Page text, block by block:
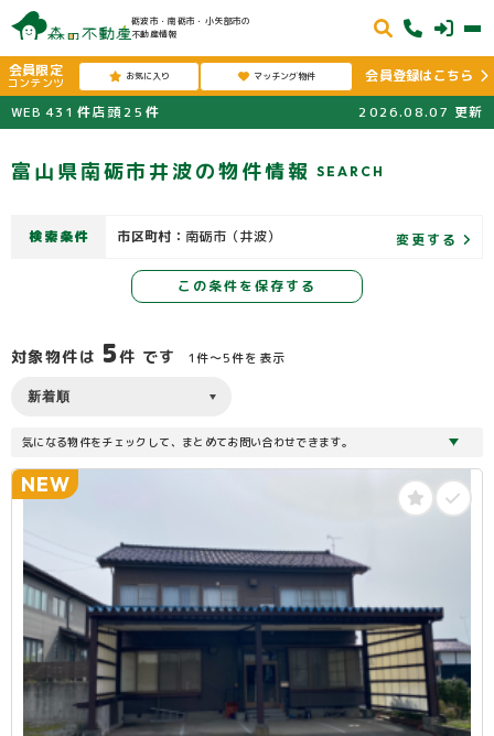
砺波市・南砺市・小矢部市の
不動産情報
会員限定
コンテンツ お気に入り マッチング物件
会員登録はこちら
WEB 431 件店頭25 件 2026.08.07 更新
富山県南砺市井波の物件情報 SEARCH
検索条件 市区町村： 南砺市（井波） 変更する
この条件を保存する
対象物件は 5件 です 1件〜5件を表示
気になる物件をチェックして、まとめてお問い合わせできます。
NEW